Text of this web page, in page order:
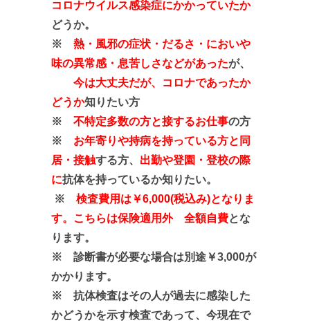
コロナウイルス感染症にかかっていたか
どうか。
※ 熱・風邪の症状・だるさ・においや
味の異常感・息苦しさなどがあったが、
今は大丈夫だが、コロナであったか
どうか知りたい方
※ 不特定多数の方と接するお仕事の方
※ お年寄りや持病を持っている方と同
居・接触する方、 出勤や登園・登校の際
に抗体を持っているか知りたい。
※ 検査費用は￥6,000(税込み)となりま
す。こちらは保険適用外 全額自費とな
ります。
※ 診断書が必要な場合は別途￥3,000が
かかります。
※ 抗体検査はその人が過去に感染した
かどうかを示す検査であって、今現在で